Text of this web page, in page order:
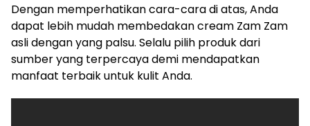
Dengan memperhatikan cara-cara di atas, Anda
dapat lebih mudah membedakan cream Zam Zam
asli dengan yang palsu. Selalu pilih produk dari
sumber yang terpercaya demi mendapatkan
manfaat terbaik untuk kulit Anda.